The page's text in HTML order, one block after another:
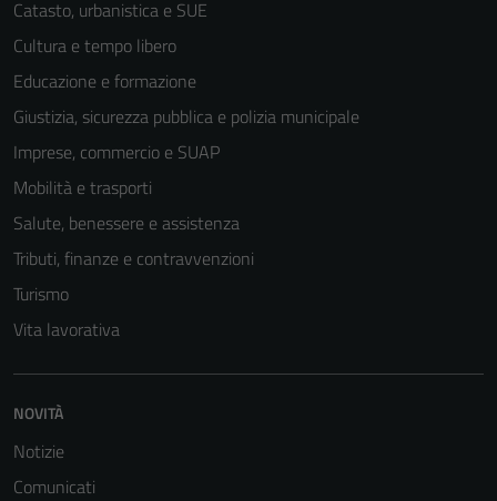
Catasto, urbanistica e SUE
Cultura e tempo libero
Educazione e formazione
Giustizia, sicurezza pubblica e polizia municipale
Imprese, commercio e SUAP
Mobilità e trasporti
Salute, benessere e assistenza
Tributi, finanze e contravvenzioni
Turismo
Vita lavorativa
NOVITÀ
Notizie
Comunicati